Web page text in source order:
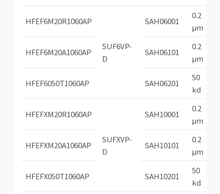
HFEF6M20R1060AP
SUF6VP-
D
SAH06001
0.2
μm
HFEF6M20A1060AP SAH06101
0.2
μm
HFEF6050T1060AP SAH06201
50
kd
HFEFXM20R1060AP
SUFXVP-
D
SAH10001
0.2
μm
HFEFXM20A1060AP SAH10101
0.2
μm
HFEFX050T1060AP SAH10201
50
kd